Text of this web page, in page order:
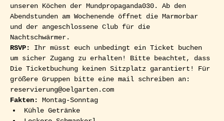
unseren Köchen der Mundpropaganda030. Ab den
Abendstunden am Wochenende öffnet die Marmorbar
und der angeschlossene Club für die
Nachtschwärmer.
RSVP: Ihr müsst euch unbedingt ein Ticket buchen
um sicher Zugang zu erhalten! Bitte beachtet, dass
Die Ticketbuchung keinen Sitzplatz garantiert! Für
größere Gruppen bitte eine mail schreiben an:
reservierung@oelgarten.com
Fakten:
Montag-Sonntag
Kühle Getränke